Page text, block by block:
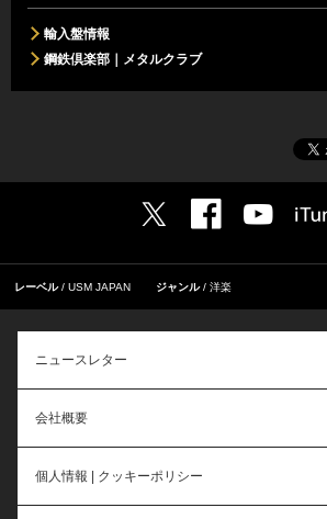
輸入盤情報
鋼鉄倶楽部｜メタルクラブ
レーベル USM JAPAN ジャンル 洋楽
ニュースレター
会社概要
個人情報 | クッキーポリシー